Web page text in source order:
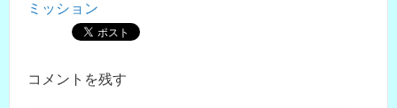
ミッション
コメントを残す